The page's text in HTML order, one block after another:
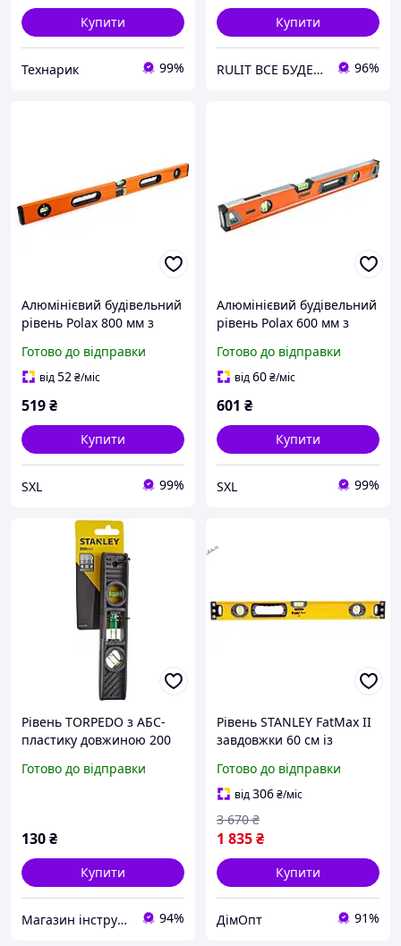
Купити
Технарик 99%
Купити
RULIT ВСЕ БУДЕ УКРАЇНА!!! 96%
Алюмінієвий будівельний
рівень Polax 800 мм з
капсулами для
професійного та
використання
Готово до відправки
від52₴/міс
519₴
Купити
SXL 99%
Алюмінієвий будівельний
рівень Polax 600 мм з
точного вирівнювання та
монтажу меблів
Готово до відправки
від60₴/міс
601 ₴
Купити
SXL 99%
Рівень TORPEDO з АБС-
пластику довжиною 200
STANLEY 0-42-294
Готово до відправки
130₴
Купити
Магазин інструменту MATRIX 94%
Рівень STANLEY FatMax II
завдовжки 60 см із
однією ручкою для
точних вимірювань
Готово до відправки
від306₴/міс
1 835₴
3 670 ₴
Купити
ДімОпт 91%